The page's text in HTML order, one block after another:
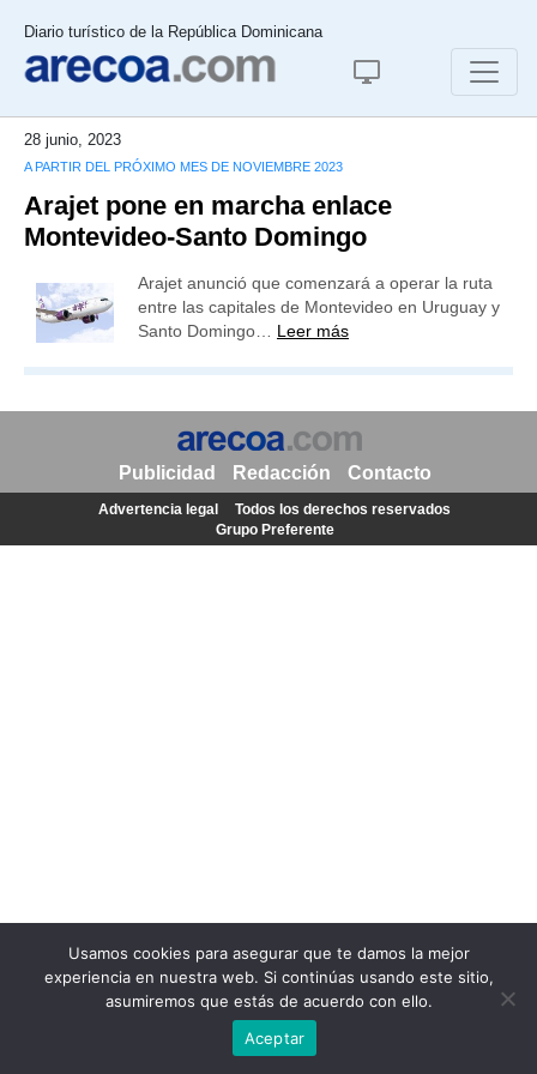
Diario turístico de la República Dominicana
28 junio, 2023
A PARTIR DEL PRÓXIMO MES DE NOVIEMBRE 2023
Arajet pone en marcha enlace
Montevideo-Santo Domingo
Arajet anunció que comenzará a operar la ruta
entre las capitales de Montevideo en Uruguay y
Santo Domingo… Leer más
Usamos cookies para asegurar que te damos la mejor
experiencia en nuestra web. Si continúas usando este sitio,
asumiremos que estás de acuerdo con ello.
Aceptar
Publicidad Redacción Contacto
Advertencia legal
Todos los derechos reservados
Grupo Preferente